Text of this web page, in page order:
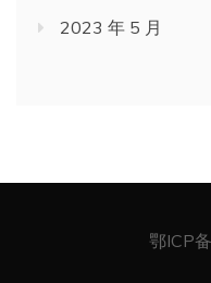
2023 年 5 月
鄂ICP